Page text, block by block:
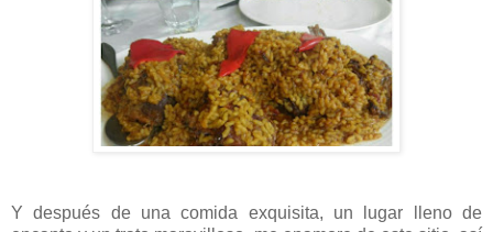
Y después de una comida exquisita, un lugar lleno de